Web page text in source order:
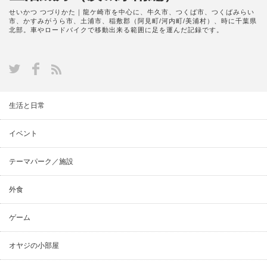
せいかつ つづりかた｜龍ケ崎市を中心に、牛久市、つくば市、つくばみらい
市、かすみがうら市、土浦市、稲敷郡（阿見町/河内町/美浦村）、時に千葉県
北部。車やロードバイクで移動出来る範囲に足を運んだ記録です。
生活と日常
イベント
テーマパーク／施設
外食
ゲーム
オヤジの小部屋